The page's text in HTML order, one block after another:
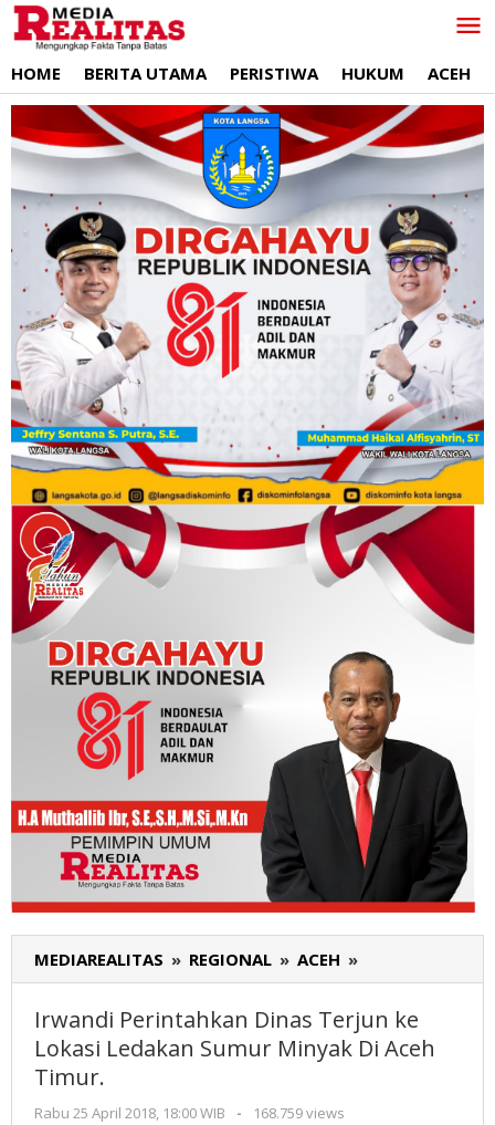
Lewati
ke
HOME BERITA UTAMA PERISTIWA HUKUM ACEH
MEDIAREALITAS » REGIONAL » ACEH »
Perintahkan
Dinas
Terjun
ke
Irwandi Perintahkan Dinas Terjun ke
Lokasi Ledakan Sumur Minyak Di Aceh
Timur.
Rabu 25 April 2018, 18:00 WIB
oleh
-
168.759 views